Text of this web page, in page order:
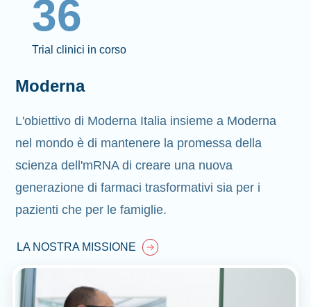
36
Trial clinici in corso
Moderna
L'obiettivo di Moderna Italia insieme a Moderna
nel mondo è di mantenere la promessa della
scienza dell'mRNA di creare una nuova
generazione di farmaci trasformativi sia per i
pazienti che per le famiglie.
LA NOSTRA MISSIONE